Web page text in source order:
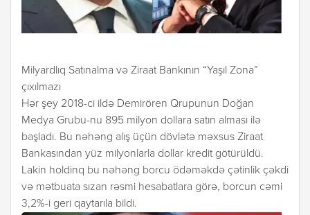
Milyardlıq Satınalma və Ziraat Bankının “Yaşıl Zona”
çıxılmazı
Hər şey 2018-ci ildə Demirören Qrupunun Doğan
Medya Grubu-nu 895 milyon dollara satın alması ilə
başladı. Bu nəhəng alış üçün dövlətə məxsus Ziraat
Bankasından yüz milyonlarla dollar kredit götürüldü.
Lakin holdinq bu nəhəng borcu ödəməkdə çətinlik çəkdi
və mətbuata sızan rəsmi hesabatlara görə, borcun cəmi
3,2%-i geri qaytarıla bildi.